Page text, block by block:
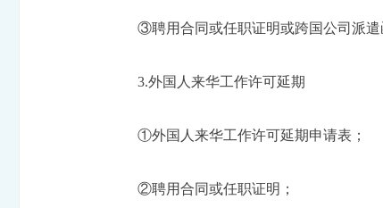
③聘用合同或任职证明或跨国公司派遣
3.外国人来华工作许可延期
①外国人来华工作许可延期申请表；
②聘用合同或任职证明；